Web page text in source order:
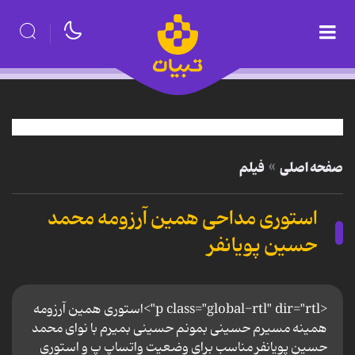
صفحه اصلی فیلم
استوری مداحی همین آرزومه محمد
حسین پویانفر
<p class="global-rtl" dir="rtl">استوری همین آرزومه
همینه مسیرم حسینی بمونم حسینی بمیرم با نوای محمد
حسین پویانفر مناسب برای وضعیت واتساپ پ و استوری